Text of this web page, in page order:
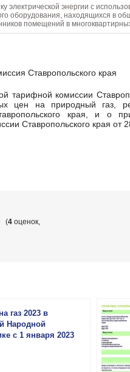
электрической энергии с
оборудования, находящихся в
помещений в
Ставропольского края
цен на природный газ,
края, и о
Ставропольского края
(4 оценок,
газ 2023 в
Народной
с 1 января 2023